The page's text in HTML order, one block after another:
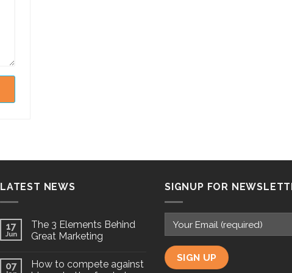
LATEST NEWS
17
Jun
The 3 Elements Behind
Great Marketing
07
How to compete against
SIGNUP FOR